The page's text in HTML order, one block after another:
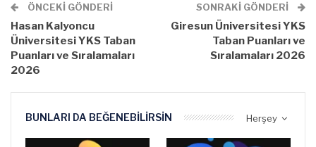
ÖNCEKI GÖNDERI
Hasan Kalyoncu
Üniversitesi YKS Taban
Puanları ve Sıralamaları
2026
SONRAKI GÖNDERI
Giresun Üniversitesi YKS
Taban Puanları ve
Sıralamaları 2026
Herşey
BUNLARI DA BEĞENEBILIRSIN